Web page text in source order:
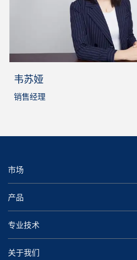
韦苏娅
销售经理
市场
产品
专业技术
关于我们